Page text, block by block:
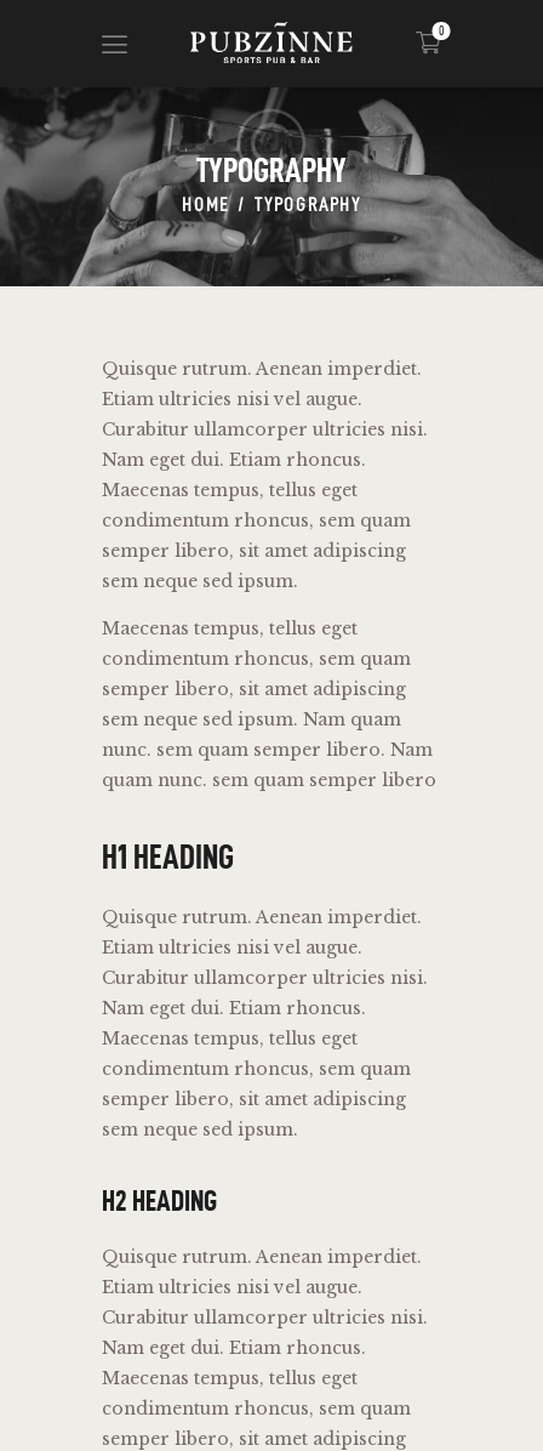
0
TYPOGRAPHY
HOME TYPOGRAPHY
HOME
PAGES
BLOG
SHOP
Quisque rutrum. Aenean imperdiet.
Etiam ultricies nisi vel augue.
Curabitur ullamcorper ultricies nisi.
Nam eget dui. Etiam rhoncus.
Maecenas tempus, tellus eget
condimentum rhoncus, sem quam
semper libero, sit amet adipiscing
sem neque sed ipsum.
Maecenas tempus, tellus eget
condimentum rhoncus, sem quam
semper libero, sit amet adipiscing
sem neque sed ipsum. Nam quam
nunc. sem quam semper libero. Nam
quam nunc. sem quam semper libero
H1 HEADING
Quisque rutrum. Aenean imperdiet.
Etiam ultricies nisi vel augue.
Curabitur ullamcorper ultricies nisi.
Nam eget dui. Etiam rhoncus.
Maecenas tempus, tellus eget
condimentum rhoncus, sem quam
semper libero, sit amet adipiscing
sem neque sed ipsum.
H2 HEADING
Quisque rutrum. Aenean imperdiet.
Etiam ultricies nisi vel augue.
Curabitur ullamcorper ultricies nisi.
Nam eget dui. Etiam rhoncus.
Maecenas tempus, tellus eget
condimentum rhoncus, sem quam
semper libero, sit amet adipiscing